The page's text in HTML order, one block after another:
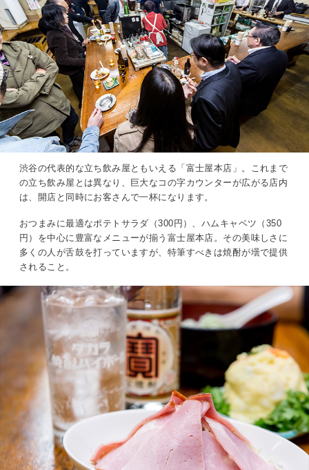
渋谷の代表的な立ち飲み屋ともいえる「富士屋本店」。これまで
の立ち飲み屋とは異なり、巨大なコの字カウンターが広がる店内
は、開店と同時にお客さんで一杯になります。
おつまみに最適なポテトサラダ（300円）、ハムキャベツ（350
円）を中心に豊富なメニューが揃う富士屋本店。その美味しさに
多くの人が舌鼓を打っていますが、特筆すべきは焼酎が壜で提供
されること。